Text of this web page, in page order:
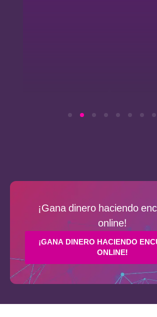
¡Gana dinero haciendo
online!
¡GANA DINERO HACIENDO
ONLINE!